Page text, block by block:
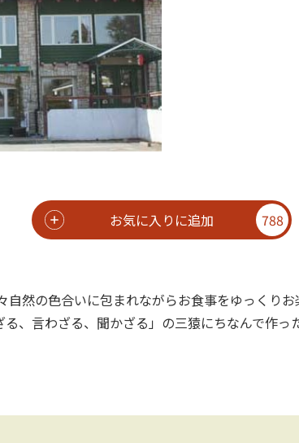
お気に入りに追加 788
然の色合いに包まれながらお食事をゆっくり
、言わざる、聞かざる」の三猿にちなんで作